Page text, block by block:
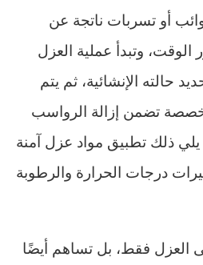
أو تسربات ناتجة عن
وتبدأ عملية العزل
حالته الإنشائية، ثم يتم
تضمن إزالة الرواسب
ذلك تطبيق مواد عزل آمنة
درجات الحرارة والرطوبة
العزل فقط، بل تساهم أيضًا